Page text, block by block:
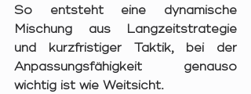
So entsteht eine dynamische
Mischung aus Langzeitstrategie
und kurzfristiger Taktik, bei der
Anpassungsfähigkeit genauso
wichtig ist wie Weitsicht.